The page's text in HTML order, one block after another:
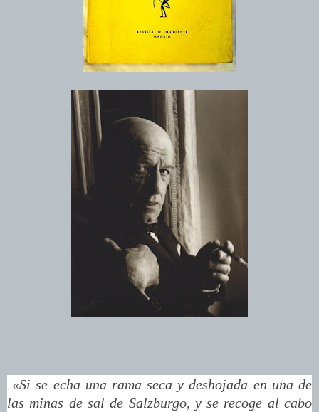
«Si se echa una rama seca y deshojada en una de
las minas de sal de Salzburgo, y se recoge al cabo